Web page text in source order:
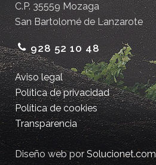
C.P. 35559 Mozaga
San Bartolomé de Lanzarote
928 52 10 48
Aviso legal
Política de privacidad
Política de cookies
Transparencia
Diseño web porSolucionet.com